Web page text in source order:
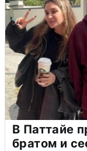
В Паттайе
братом и